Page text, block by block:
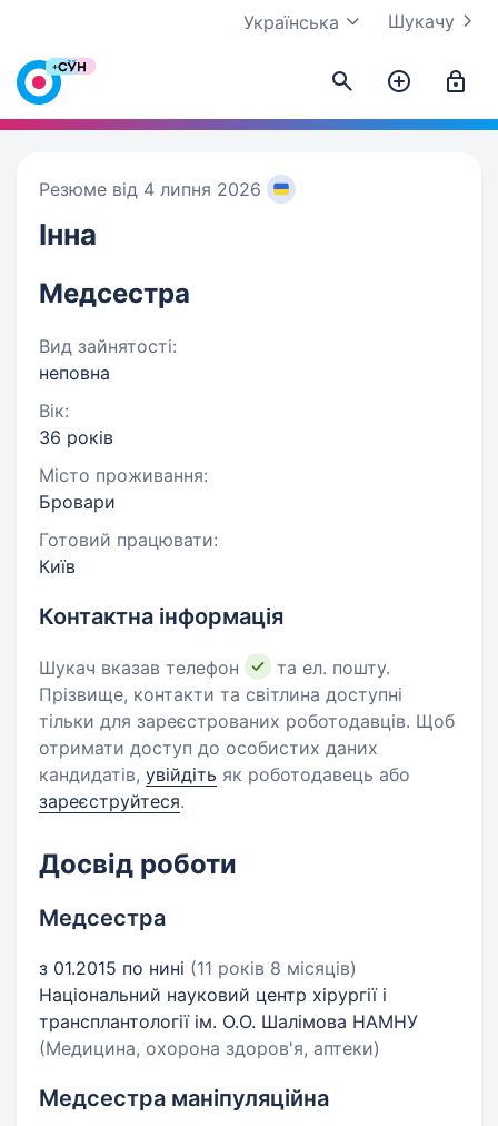
Шукачу
Українська
Резюме від 4 липня 2026
Інна
Медсестра
Вид зайнятості:
неповна
Вік:
36 років
Місто проживання:
Бровари
Готовий працювати:
Київ
Контактна інформація
Шукач вказав телефон
та ел. пошту.
Прізвище, контакти та світлина доступні
тільки для зареєстрованих роботодавців. Щоб
отримати доступ до особистих даних
кандидатів, увійдіть як роботодавець або
зареєструйтеся.
Досвід роботи
Медсестра
з 01.2015 по нині (11 років 8 місяців)
Національний науковий центр хірургії і
трансплантології ім. О.О. Шалімова НАМНУ
(Медицина, охорона здоров'я, аптеки)
Медсестра маніпуляційна